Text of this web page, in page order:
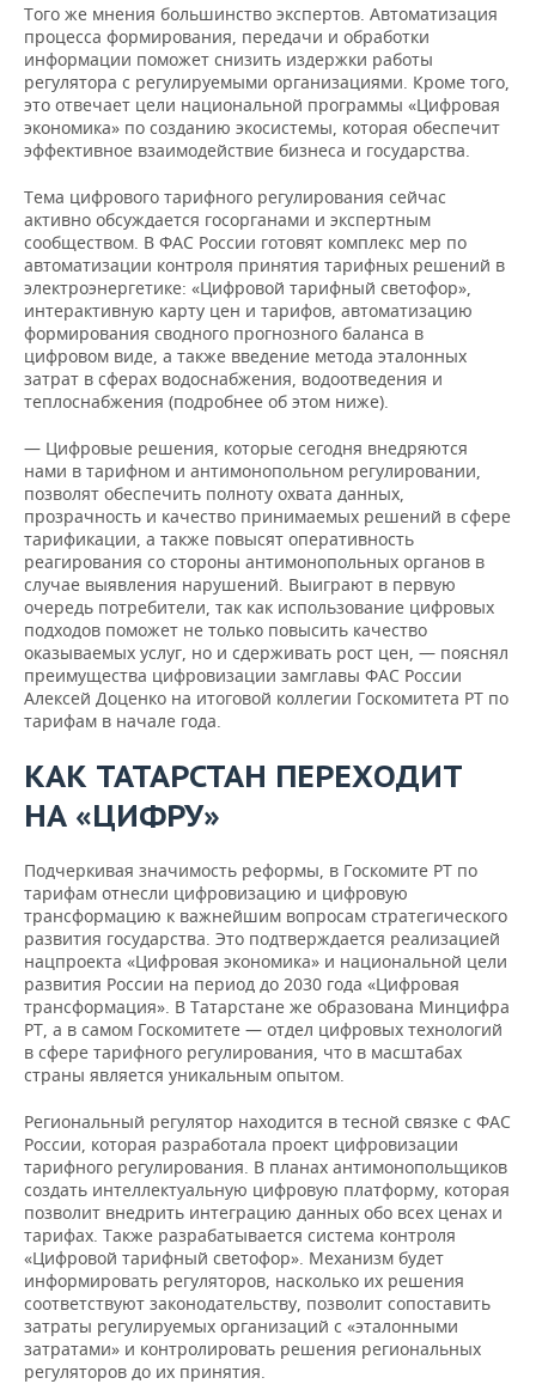
Того же мнения большинство экспертов. Автоматизация
процесса формирования, передачи и обработки
информации поможет снизить издержки работы
регулятора с регулируемыми организациями. Кроме того,
это отвечает цели национальной программы «Цифровая
экономика» по созданию экосистемы, которая обеспечит
эффективное взаимодействие бизнеса и государства.
Тема цифрового тарифного регулирования сейчас
активно обсуждается госорганами и экспертным
сообществом. В ФАС России готовят комплекс мер по
автоматизации контроля принятия тарифных решений в
электроэнергетике: «Цифровой тарифный светофор»,
интерактивную карту цен и тарифов, автоматизацию
формирования сводного прогнозного баланса в
цифровом виде, а также введение метода эталонных
затрат в сферах водоснабжения, водоотведения и
теплоснабжения (подробнее об этом ниже).
— Цифровые решения, которые сегодня внедряются
нами в тарифном и антимонопольном регулировании,
позволят обеспечить полноту охвата данных,
прозрачность и качество принимаемых решений в сфере
тарификации, а также повысят оперативность
реагирования со стороны антимонопольных органов в
случае выявления нарушений. Выиграют в первую
очередь потребители, так как использование цифровых
подходов поможет не только повысить качество
оказываемых услуг, но и сдерживать рост цен, — пояснял
преимущества цифровизации замглавы ФАС России
Алексей Доценко на итоговой коллегии Госкомитета РТ по
тарифам в начале года.
КАК ТАТАРСТАН ПЕРЕХОДИТ
НА «ЦИФРУ»
Подчеркивая значимость реформы, в Госкомите РТ по
тарифам отнесли цифровизацию и цифровую
трансформацию к важнейшим вопросам стратегического
развития государства. Это подтверждается реализацией
нацпроекта «Цифровая экономика» и национальной цели
развития России на период до 2030 года «Цифровая
трансформация». В Татарстане же образована Минцифра
РТ, а в самом Госкомитете — отдел цифровых технологий
в сфере тарифного регулирования, что в масштабах
страны является уникальным опытом.
Региональный регулятор находится в тесной связке с ФАС
России, которая разработала проект цифровизации
тарифного регулирования. В планах антимонопольщиков
создать интеллектуальную цифровую платформу, которая
позволит внедрить интеграцию данных обо всех ценах и
тарифах. Также разрабатывается система контроля
«Цифровой тарифный светофор». Механизм будет
информировать регуляторов, насколько их решения
соответствуют законодательству, позволит сопоставить
затраты регулируемых организаций с «эталонными
затратами» и контролировать решения региональных
регуляторов до их принятия.